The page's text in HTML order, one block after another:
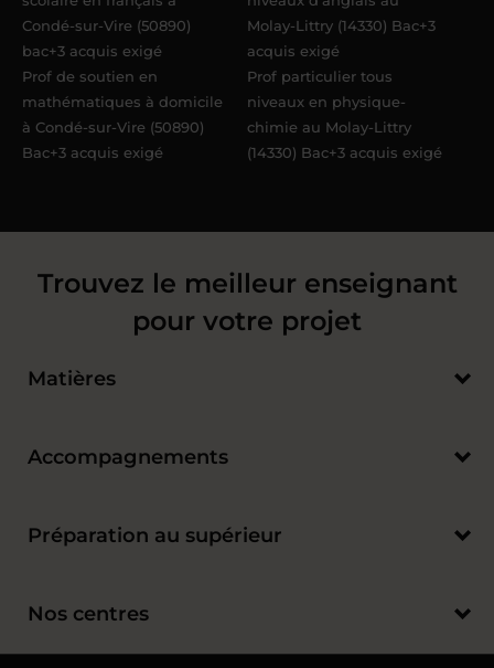
Condé-sur-Vire (50890)
bac+3 acquis exigé
Prof de soutien en
mathématiques à domicile
à Condé-sur-Vire (50890)
Bac+3 acquis exigé
Molay-Littry (14330) Bac+3
acquis exigé
Prof particulier tous
niveaux en physique-
chimie au Molay-Littry
(14330) Bac+3 acquis exigé
Trouvez le meilleur enseignant
pour votre projet
Matières
Accompagnements
Préparation au supérieur
Nos centres